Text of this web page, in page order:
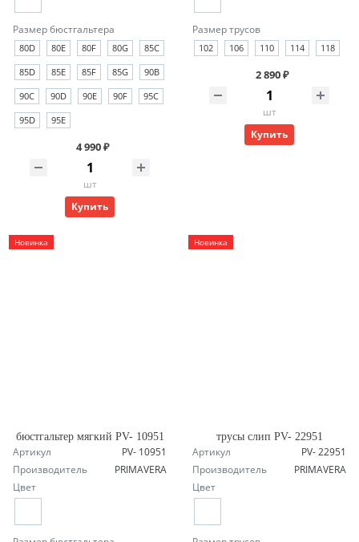
Размер бюстгальтера
80D 80E 80F 80G
85C
85D
85E 85F 85G
90B
90C
90D 90E 90F
95C
95D
95E
4 990 ₽
шт
Купить
Размер трусов
102 106 110 114 118
2 890 ₽
шт
Купить
Новинка
бюстгальтер мягкий PV- 10951
Артикул
PV- 10951
Производитель
PRIMAVERA
Цвет
Новинка
трусы слип PV- 22951
Артикул
PV- 22951
Производитель
PRIMAVERA
Цвет